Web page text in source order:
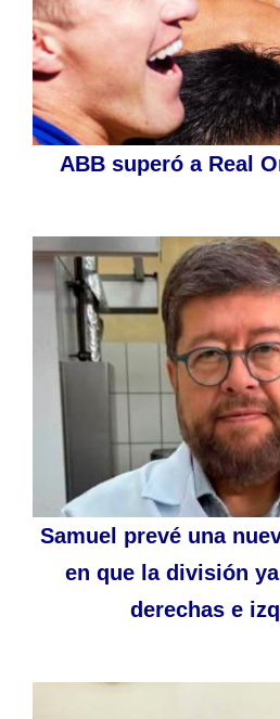
ABB superó a Real
Samuel prevé una
en que la división
derechas e